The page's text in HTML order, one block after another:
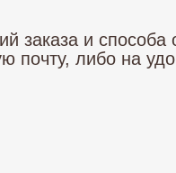
заказа и
почту, либо на